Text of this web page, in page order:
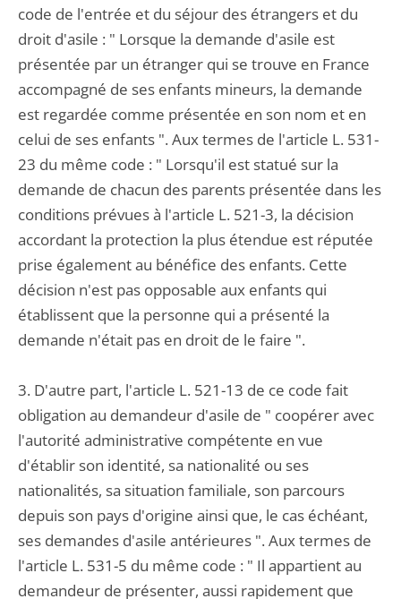
code de l'entrée et du séjour des étrangers et du
droit d'asile : " Lorsque la demande d'asile est
présentée par un étranger qui se trouve en France
accompagné de ses enfants mineurs, la demande
est regardée comme présentée en son nom et en
celui de ses enfants ". Aux termes de l'article L. 531-
23 du même code : " Lorsqu'il est statué sur la
demande de chacun des parents présentée dans les
conditions prévues à l'article L. 521-3, la décision
accordant la protection la plus étendue est réputée
prise également au bénéfice des enfants. Cette
décision n'est pas opposable aux enfants qui
établissent que la personne qui a présenté la
demande n'était pas en droit de le faire ".
3. D'autre part, l'article L. 521-13 de ce code fait
obligation au demandeur d'asile de " coopérer avec
l'autorité administrative compétente en vue
d'établir son identité, sa nationalité ou ses
nationalités, sa situation familiale, son parcours
depuis son pays d'origine ainsi que, le cas échéant,
ses demandes d'asile antérieures ". Aux termes de
l'article L. 531-5 du même code : " Il appartient au
demandeur de présenter, aussi rapidement que